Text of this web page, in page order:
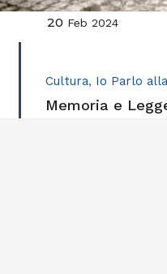
20 Feb 2024
Cultura, Io Parlo
Memoria e